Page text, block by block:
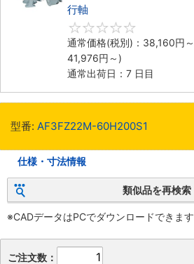
行軸
通常価格(税別)： 38,160円 ～
41,976円 ～)
通常出荷日：7 日目
型番: AF3FZ22M-60H200S1
仕様・寸法情報
類似品を再検索
※CADデータはPCでダウンロードできます
ご注文数：